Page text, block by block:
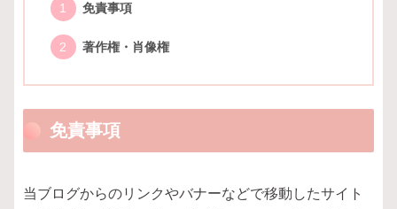
免責事項
著作権・肖像権
免責事項
当ブログからのリンクやバナーなどで移動したサイト